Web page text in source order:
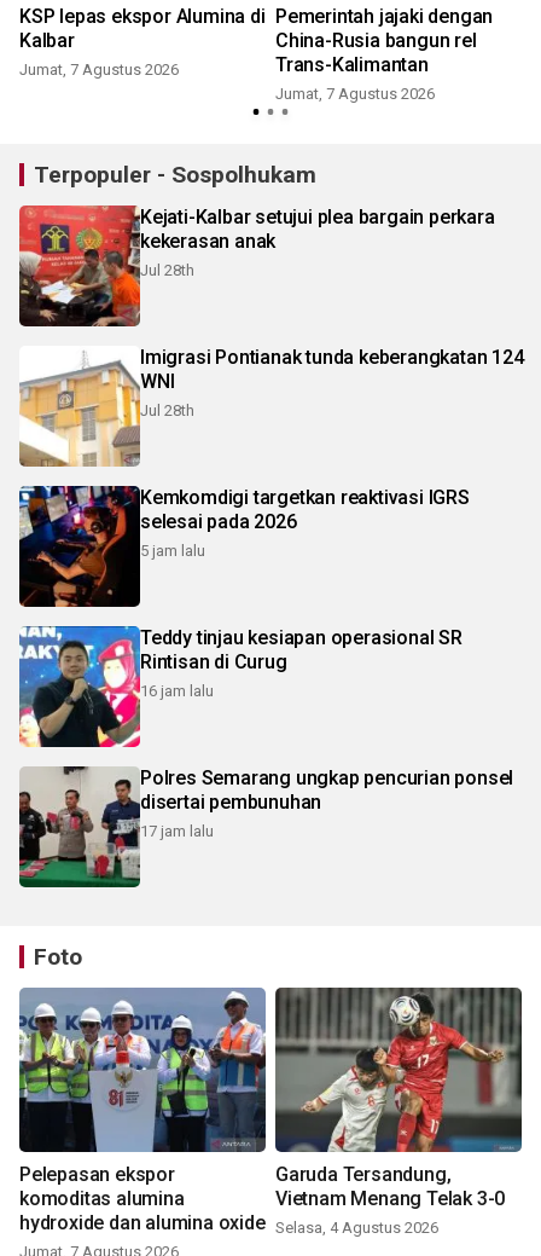
KSP lepas ekspor Alumina di
Kalbar
Jumat, 7 Agustus 2026
Pemerintah jajaki dengan
China-Rusia bangun rel
Trans-Kalimantan
Jumat, 7 Agustus 2026
Terpopuler - Sospolhukam
Kejati-Kalbar setujui plea bargain perkara
kekerasan anak
Jul 28th
Imigrasi Pontianak tunda keberangkatan 124
WNI
Jul 28th
Kemkomdigi targetkan reaktivasi IGRS
selesai pada 2026
5 jam lalu
Teddy tinjau kesiapan operasional SR
Rintisan di Curug
16 jam lalu
Polres Semarang ungkap pencurian ponsel
disertai pembunuhan
17 jam lalu
Foto
Pelepasan ekspor
komoditas alumina
hydroxide dan alumina oxide
Jumat, 7 Agustus 2026
Garuda Tersandung,
Vietnam Menang Telak 3-0
Selasa, 4 Agustus 2026